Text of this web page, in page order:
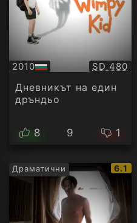
2010
БГ
аудио
Качество:
SD 480
Дневникът на един
дръндьо
8 9 1
Драматични
IMDb
6.1